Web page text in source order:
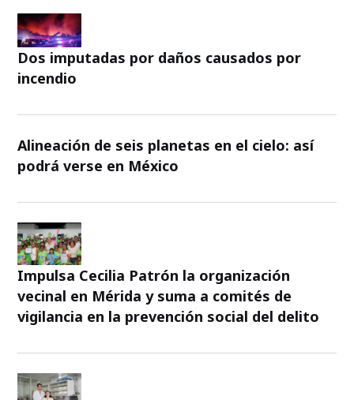
Dos imputadas por daños causados por
incendio
Alineación de seis planetas en el cielo: así
podrá verse en México
Impulsa Cecilia Patrón la organización
vecinal en Mérida y suma a comités de
vigilancia en la prevención social del delito